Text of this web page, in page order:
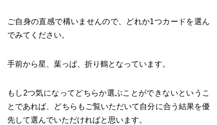
ご自身の直感で構いませんので、どれか1つカードを選ん
でみてください。
手前から星、葉っぱ、折り鶴となっています。
もし2つ気になってどちらか選ぶことができないというこ
とであれば、どちらもご覧いただいて自分に合う結果を優
先して選んでいただければと思います。